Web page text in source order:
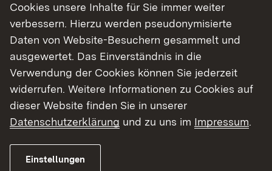
Finde dein Studium in Baden-Württemberg
Cookies unsere Inhalte für Sie immer weiter
verbessern. Hierzu werden pseudonymisierte
Daten von Website-Besuchern gesammelt und
ausgewertet. Das Einverständnis in die
Verwendung der Cookies können Sie jederzeit
widerrufen. Weitere Informationen zu Cookies auf
dieser Website finden Sie in unserer
Datenschutzerklärung und zu uns im Impressum.
Einstellungen